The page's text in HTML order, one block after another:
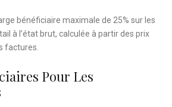
bénéficiaire maximale de 25% sur les
à l’état brut, calculée à partir des prix
factures.
Pour Les